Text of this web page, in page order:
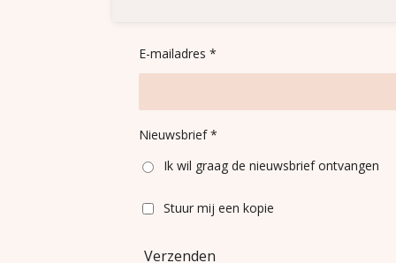
E-mailadres *
Nieuwsbrief *
Ik wil graag de nieuwsbrief ontvangen
Stuur mij een kopie
Verzenden